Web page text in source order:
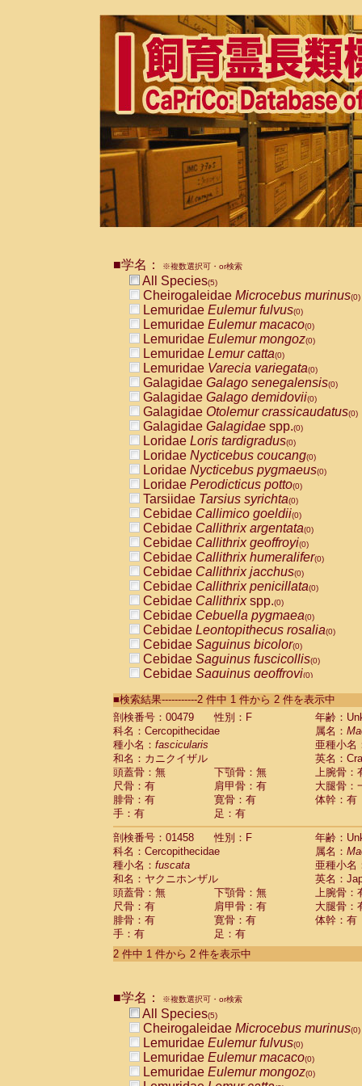
■学名： ※複数選択可・or検索
All Species(5)
Cheirogaleidae Microcebus murinus(0)
Lemuridae Eulemur fulvus(0)
Lemuridae Eulemur macaco(0)
Lemuridae Eulemur mongoz(0)
Lemuridae Lemur catta(0)
Lemuridae Varecia variegata(0)
Galagidae Galago senegalensis(0)
Galagidae Galago demidovii(0)
Galagidae Otolemur crassicaudatus(0)
Galagidae Galagidae spp.(0)
Loridae Loris tardigradus(0)
Loridae Nycticebus coucang(0)
Loridae Nycticebus pygmaeus(0)
Loridae Perodicticus potto(0)
Tarsiidae Tarsius syrichta(0)
Cebidae Callimico goeldii(0)
Cebidae Callithrix argentata(0)
Cebidae Callithrix geoffroyi(0)
Cebidae Callithrix humeralifer(0)
Cebidae Callithrix jacchus(0)
Cebidae Callithrix penicillata(0)
Cebidae Callithrixspp.(0)
Cebidae Cebuella pygmaea(0)
Cebidae Leontopithecus rosalia(0)
Cebidae Saguinus bicolor(0)
Cebidae Saguinus fuscicollis(0)
Cebidae Saguinus geoffroyi(0)
CebidaeSaguinus labiatus(0)
Cebidae Saguinus leucopus (0)
CebidaeSaguinus midas
CebidaeSaguinus mystax
CebidaeSaguinus nigricollis (1)
Cebidae Saguinus oedipus
Cebidae Saguinus weddelli
Cebidae Saguinusspp.
Cebidae Aotus trivirgatus
Cebidae Cebus albifrons
CebidaeCebus apella
Cebidae
CebidaeCebus nigrivittatus
Cebidae Cebusspp.(0)
Cebidae Saimiri boliviensis
Cebidae Saimiri sciureus
Atelidae Alouatta caraya
AtelidaeAlouatta fusca
AtelidaeAlouatta seniculus
AtelidaeAteles belzebuth
AtelidaeAteles geoffroyi
AtelidaeAteles paniscus(0)
AtelidaeAtelesspp. (0)
AtelidaeLagothrix lagothricha
AtelidaeLagothrix lagothricha cana
PitheciidaeCacajao calvus
■検索結果-----------2 件中 1 件から 2 件を表示中
剖検番号：00479
性別：F
年齢：
科名：Cercopithecidae
属名：
種小名： fascicularis
亜種小名
和名：カニクイザル
英名：
頭蓋骨：無
下顎骨：無
上腕骨：
尺骨：有
肩甲骨：有
大腿骨：
腓骨：有
寛骨：有
体幹：有
手：有
足：有
剖検番号：01458
性別：F
年齢：
科名：Cercopithecidae
属名：
種小名： fuscata
亜種小名
和名：ヤクニホンザル
英名：
頭蓋骨：無
下顎骨：無
上腕骨：
尺骨：有
肩甲骨：有
大腿骨：
腓骨：有
寛骨：有
体幹：有
手：有
足：有
2 件中 1 件から 2 件を表示中
■学名： ※複数選択可・or検索
All Species(5)
Cheirogaleidae Microcebus murinus(0)
Lemuridae Eulemur fulvus(0)
Lemuridae Eulemur macaco(0)
Lemuridae Eulemur mongoz(0)